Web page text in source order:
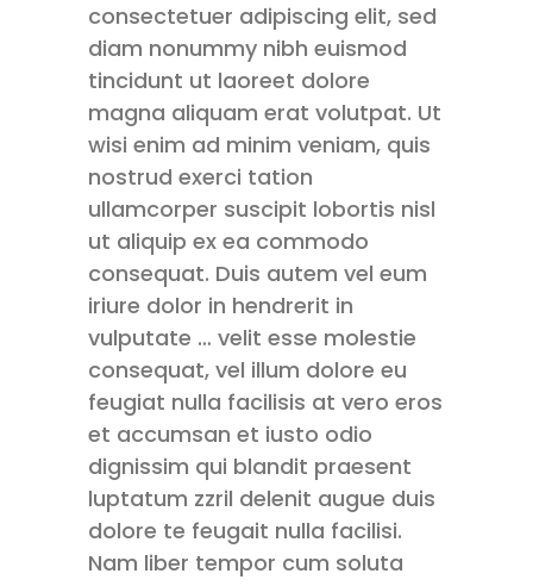
consectetuer adipiscing elit, sed
diam nonummy nibh euismod
tincidunt ut laoreet dolore
magna aliquam erat volutpat. Ut
wisi enim ad minim veniam, quis
nostrud exerci tation
ullamcorper suscipit lobortis nisl
ut aliquip ex ea commodo
consequat. Duis autem vel eum
iriure dolor in hendrerit in
vulputate … velit esse molestie
consequat, vel illum dolore eu
feugiat nulla facilisis at vero eros
et accumsan et iusto odio
dignissim qui blandit praesent
luptatum zzril delenit augue duis
dolore te feugait nulla facilisi.
Nam liber tempor cum soluta